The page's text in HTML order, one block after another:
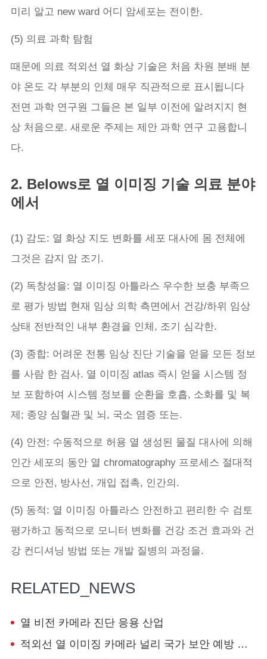
미리 알고 new ward 어디 암세포는 전이한.
(5) 의료 과학 탐험
때문에 의료 적외선 열 화상 기술은 처음 차원 분배 분
야 온도 각 부분의 인체 매우 직관적으로 표시됩니다
전면 과학 연구원 그들은 본 일부 이전에 알려지지 현
상 처음으로. 새로운 주제는 제안 과학 연구 고용합니
다.
2. Belows로 열 이미징 기술 의료 분야
에서
(1) 감도: 열 화상 지도 변화를 세포 대사에 몸 전체에
그것은 감지 암 조기.
(2) 독창성을: 열 이미징 아틀라스 우수한 보충 부족으
로 평가 방법 현재 임상 의학 측면에서 건강/하위 임상
상태 전반적인 내부 환경을 인체, 조기 심각한.
(3) 종합: 어려운 전통 임상 진단 기술을 얻을 모든 정보
를 사람 한 검사. 열 이미징 atlas 즉시 얻을 시스템 정
보 포함하여 시스템 정보를 순환을 호흡, 소화를 및 복
제; 종양 심혈관 및 뇌, 국소 염증 또는.
(4) 안전: 수동적으로 허용 열 생성된 물질 대사에 의해
인간 세포의 동안 열 chromatography 프로세스 절대적
으로 안전, 방사선, 개입 접촉, 인간의.
(5) 동적: 열 이미징 아틀라스 안전하고 편리한 수 검토
평가하고 동적으로 모니터 변화를 건강 조건 효과와 건
강 컨디셔닝 방법 또는 개발 질병의 과정을.
RELATED_NEWS
열 비전 카메라 진단 응용 산업
적외선 열 이미징 카메라 널리 국가 보안 예방 프로젝트